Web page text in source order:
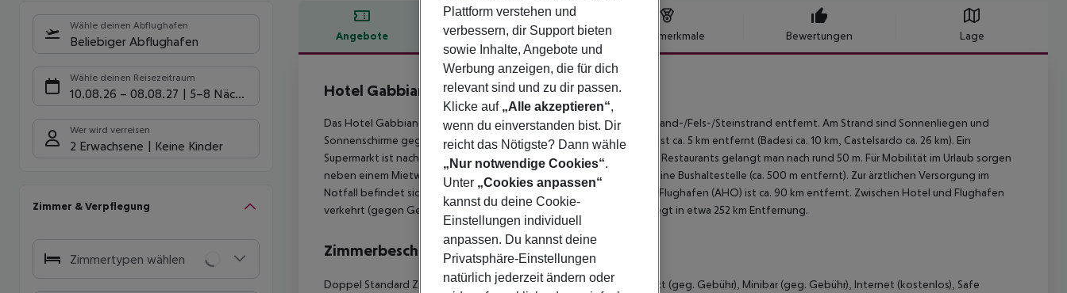
Wähle deinen Abflughafen
Beliebiger Abflughafen
Wähle deinen Reisezeitraum
10.08.26 – 08.08.27 5-8 Nächte
Wer wird verreisen
2 Erwachsene Keine Kinder
Zimmer & Verpflegung
Zimmertypen wählen
Angebote Hotelbeschreibung Hotelmerkmale Bewertungen Lage
Hotelbeschreibung
Hotel Gabbiano
3
Das Hotel Gabbiano liegt ca. 100 m vom Spiaggia del Porto, einem Sand-/Fels-/Steinstrand entfernt. Am Strand sind Sonnenliegen und
Sonnenschirme gegen Gebühr verfügbar. Die Stadt Trinita D''Agultu ist ca. 5 km entfernt (Badesi ca. 10 km, Castelsardo ca. 26 km). Ein
Supermarkt ist nach ca. 200 m zu erreichen. Zu den nächsten Bars und Restaurants gelangt man nach rund 50 m. Für Mobilität im Urlaub sorgen
neben einem Mietwagen-Verleih auch ein Taxistand (ca. 100 m) und eine Bushaltestelle (ca. 500 m entfernt). Zur ärztlichen Versorgung im
Notfall befindet sich ein Krankenhaus in etwa 32 km Entfernung. Der Flughafen (AHO) ist ca. 90 km entfernt. Zwischen Hotel und Flughafen
verkehrt (gegen Gebühr) ein Shuttle. Ein weiterer Flughafen (CAG) liegt in etwa 252 km Entfernung.
Zimmerbeschreibung
Doppel Standard Zimmer: Die Zimmer sind ausgestattet mit Babybett (geg. Gebühr), Minibar (geg. Gebühr), Internet (kostenlos), Safe
Plattform verstehen und
verbessern, dir Support bieten
sowie Inhalte, Angebote und
Werbung anzeigen, die für dich
relevant sind und zu dir passen.
Klicke auf „Alle akzeptieren“,
wenn du einverstanden bist. Dir
reicht das Nötigste? Dann wähle
„Nur notwendige Cookies“.
Unter „Cookies anpassen“
kannst du deine Cookie-
Einstellungen individuell
anpassen. Du kannst deine
Privatsphäre-Einstellungen
natürlich jederzeit ändern oder